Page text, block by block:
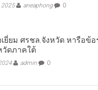
aneaphong 0
เยี่ยม ศรชล.จังหวัด หารือข้
วัดภาคใต้
admin 0